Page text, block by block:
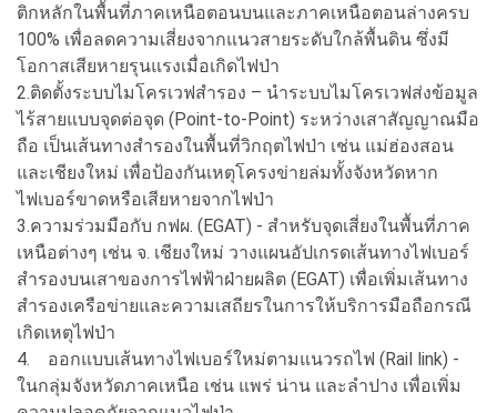
ติกหลักในพื้นที่ภาคเหนือตอนบนและภาคเหนือตอนล่างครบ
100% เพื่อลดความเสี่ยงจากแนวสายระดับใกล้พื้นดิน ซึ่งมี
โอกาสเสียหายรุนแรงเมื่อเกิดไฟป่า
2.ติดตั้งระบบไมโครเวฟสำรอง – นำระบบไมโครเวฟส่งข้อมูล
ไร้สายแบบจุดต่อจุด (Point-to-Point) ระหว่างเสาสัญญาณมือ
ถือ เป็นเส้นทางสำรองในพื้นที่วิกฤตไฟป่า เช่น แม่ฮ่องสอน
และเชียงใหม่ เพื่อป้องกันเหตุโครงข่ายล่มทั้งจังหวัดหาก
ไฟเบอร์ขาดหรือเสียหายจากไฟป่า
3.ความร่วมมือกับ กฟผ. (EGAT) - สำหรับจุดเสี่ยงในพื้นที่ภาค
เหนือต่างๆ เช่น จ. เชียงใหม่ วางแผนอัปเกรดเส้นทางไฟเบอร์
สำรองบนเสาของการไฟฟ้าฝ่ายผลิต (EGAT) เพื่อเพิ่มเส้นทาง
สำรองเครือข่ายและความเสถียรในการให้บริการมือถือกรณี
เกิดเหตุไฟป่า
4. ออกแบบเส้นทางไฟเบอร์ใหม่ตามแนวรถไฟ (Rail link) -
ในกลุ่มจังหวัดภาคเหนือ เช่น แพร่ น่าน และลำปาง เพื่อเพิ่ม